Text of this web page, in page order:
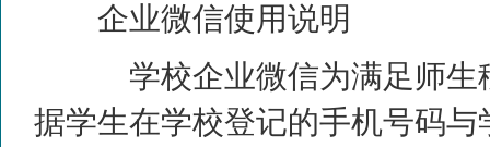
企业微信使用说明
学校企业微信为满足师
据学生在学校登记的手机号码